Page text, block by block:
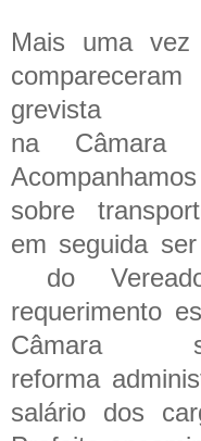
Mais uma
grevista
na Câmara
sobre
em seguida
do
requerimento
reforma
salário dos